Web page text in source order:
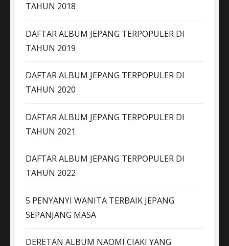
TAHUN 2018
DAFTAR ALBUM JEPANG TERPOPULER DI
TAHUN 2019
DAFTAR ALBUM JEPANG TERPOPULER DI
TAHUN 2020
DAFTAR ALBUM JEPANG TERPOPULER DI
TAHUN 2021
DAFTAR ALBUM JEPANG TERPOPULER DI
TAHUN 2022
5 PENYANYI WANITA TERBAIK JEPANG
SEPANJANG MASA
DERETAN ALBUM NAOMI CIAKI YANG